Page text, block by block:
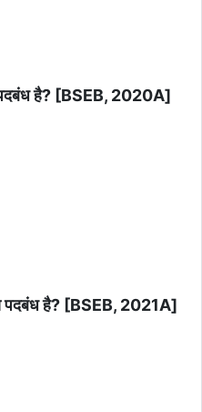
पदबंध है? [BSEB, 2020A]
पदबंध है? [BSEB, 2021A]